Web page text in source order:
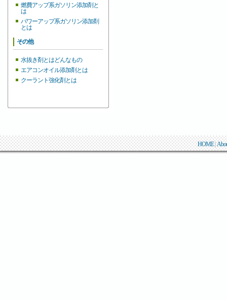
燃費アップ系ガソリン添加剤と
は
パワーアップ系ガソリン添加剤
とは
その他
水抜き剤とはどんなもの
エアコンオイル添加剤とは
クーラント強化剤とは
HOME|